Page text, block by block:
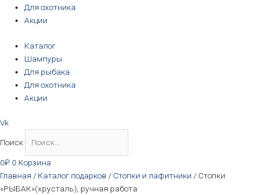
Для охотника
Акции
Каталог
Шампуры
Для рыбака
Для охотника
Акции
Vk
Поиск
0₽ 0 Корзина
Главная / Каталог подарков / Стопки и лафитники / Стопки
«РЫБАК»(хрусталь), ручная работа